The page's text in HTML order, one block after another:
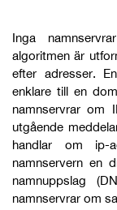
Inga
algoritmen är
efter adresser.
enklare till en
namnservrar om
utgående
handlar om ip-
namnservern en
namnuppslag
namnservrar om